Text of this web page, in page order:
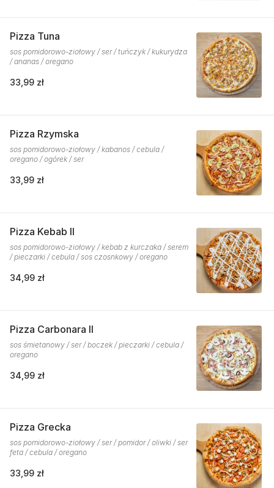
Pizza Tuna
sos pomidorowo-ziołowy / ser / tuńczyk / kukurydza
/ ananas / oregano
33,99 zł
Pizza Rzymska
sos pomidorowo-ziołowy / kabanos / cebula /
oregano / ogórek / ser
33,99 zł
Pizza Kebab II
sos pomidorowo-ziołowy / kebab z kurczaka / serem
/ pieczarki / cebula / sos czosnkowy / oregano
34,99 zł
Pizza Carbonara II
sos śmietanowy / ser / boczek / pieczarki / cebula /
oregano
34,99 zł
Pizza Grecka
sos pomidorowo-ziołowy / ser / pomidor / oliwki / ser
feta / cebula / oregano
33,99 zł